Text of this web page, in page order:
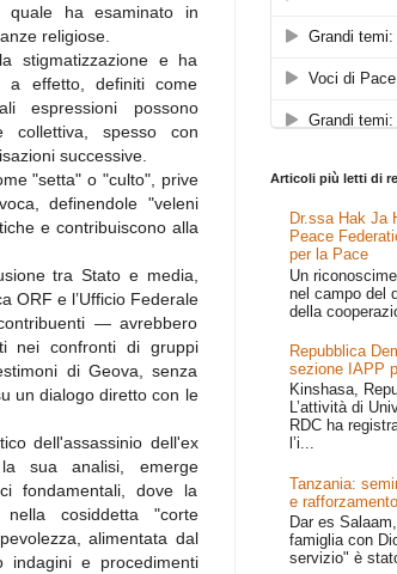
quale ha esaminato in
religiose.
stigmatizzazione e ha
a effetto, definiti come
espressioni possono
collettiva, spesso con
successive.
"setta" o "culto", prive
definendole "veleni
e contribuiscono alla
tra Stato e media,
ORF e l’Ufficio Federale
— avrebbero
nei confronti di gruppi
di Geova, senza
un dialogo diretto con le
dell'assassinio dell'ex
sua analisi, emerge
fondamentali, dove la
nella cosiddetta "corte
alimentata dal
indagini e procedimenti
Articoli più letti di
Dr.ssa Hak Ja
Peace
per la Pace
Un
nel campo del
della
Repubblica
sezione IAPP
Kinshasa,
L’attività di
RDC ha
l’i...
Tanzania:
e
Dar es
famiglia con
servizio" è